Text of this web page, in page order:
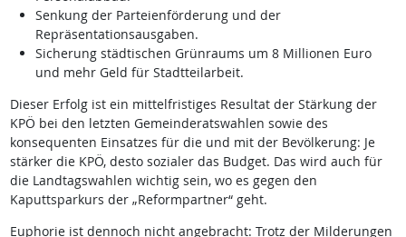
Senkung der Parteienförderung und der
Repräsentationsausgaben.
Sicherung städtischen Grünraums um 8 Millionen Euro
und mehr Geld für Stadtteilarbeit.
Dieser Erfolg ist ein mittelfristiges Resultat der Stärkung der
KPÖ bei den letzten Gemeinderatswahlen sowie des
konsequenten Einsatzes für die und mit der Bevölkerung: Je
stärker die KPÖ, desto sozialer das Budget. Das wird auch für
die Landtagswahlen wichtig sein, wo es gegen den
Kaputtsparkurs der „Reformpartner“ geht.
Euphorie ist dennoch nicht angebracht: Trotz der Milderungen